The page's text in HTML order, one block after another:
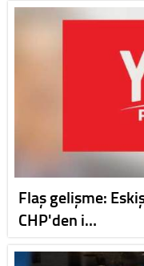
Flaş gelişme:
CHP'den i…